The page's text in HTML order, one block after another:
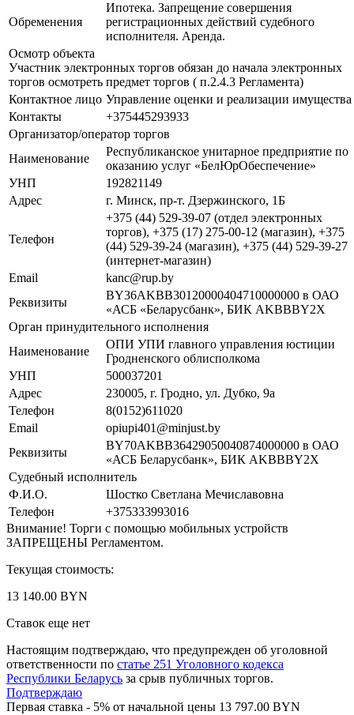
Обременения
Ипотека. Запрещение совершения
регистрационных действий судебного
исполнителя. Аренда.
Осмотр объекта
Участник электронных торгов обязан до начала электронных
торгов осмотреть предмет торгов ( п.2.4.3 Регламента)
Контактное лицо Управление оценки и реализации имущества
Контакты
+375445293933
Организатор/оператор торгов
Наименование
Республиканское унитарное предприятие по
оказанию услуг «БелЮрОбеспечение»
УНП
192821149
Адрес
г. Минск, пр-т. Дзержинского, 1Б
Телефон
+375 (44) 529-39-07 (отдел электронных
торгов), +375 (17) 275-00-12 (магазин), +375
(44) 529-39-24 (магазин), +375 (44) 529-39-27
(интернет-магазин)
Email
kanc@rup.by
Реквизиты
BY36AKBB30120000404710000000 в ОАО
«АСБ «Беларусбанк», БИК AKBBBY2X
Орган принудительного исполнения
Наименование
ОПИ УПИ главного управления юстиции
Гродненского облисполкома
УНП
500037201
Адрес
230005, г. Гродно, ул. Дубко, 9а
Телефон
8(0152)611020
Email
opiupi401@minjust.by
Реквизиты
BY70AKBB36429050040874000000 в ОАО
«АСБ Беларусбанк», БИК AKBBBY2X
Судебный исполнитель
Ф.И.О.
Шостко Светлана Мечиславовна
Телефон
+375333993016
Внимание! Торги с помощью мобильных устройств
ЗАПРЕЩЕНЫ Регламентом.
Текущая стоимость:
13 140.00 BYN
Ставок еще нет
Настоящим подтверждаю, что предупрежден об уголовной
ответственности по статье 251 Уголовного кодекса
Республики Беларусь за срыв публичных торгов.
Подтверждаю
Первая ставка - 5% от начальной цены 13 797.00 BYN